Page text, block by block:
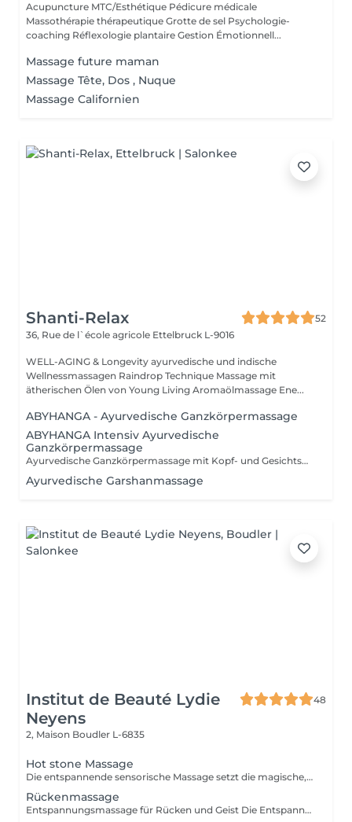
Acupuncture MTC/Esthétique Pédicure médicale
Massothérapie thérapeutique Grotte de sel Psychologie-
coaching Réflexologie plantaire Gestion Émotionnell...
Massage future maman
Massage Tête, Dos , Nuque
Massage Californien
Shanti-Relax
52
36, Rue de l`école agricole Ettelbruck L-9016
WELL-AGING & Longevity ayurvedische und indische
Wellnessmassagen Raindrop Technique Massage mit
ätherischen Ölen von Young Living Aromaölmassage Ene...
ABYHANGA - Ayurvedische Ganzkörpermassage
ABYHANGA Intensiv Ayurvedische
Ganzkörpermassage
Ayurvedische Ganzkörpermassage mit Kopf- und Gesichtsmassage, entspannendem Fussbad : Die « Königin » der Massagen
Ayurvedische Garshanmassage
Institut de Beauté Lydie
Neyens
48
2, Maison Boudler L-6835
Hot stone Massage
Die entspannende sensorische Massage setzt die magische, wohltuende Synergie frei, die sich entfaltet, wenn die Hände mit den warmen Steinen zusammenarbeiten. Eine Reise in tiefe mentale und muskuläre Entspannung, die beruhigt und revitalisiert. Das seit langem praktizierte Verfahren weckt unsere Sinne, fördert Vitalität und Wohlbefinden.
Rückenmassage
Entspannungsmassage für Rücken und Geist Die Entspannungsmassage mit ätherischen Ölen spricht, neben dem Lösen von körperlichen Spannungen, durch den angenehmen Duft unseren Geruchssinn an und lässt uns mit Unterstützung von sanfter Entspannungsmusik zur Ruhe finden.